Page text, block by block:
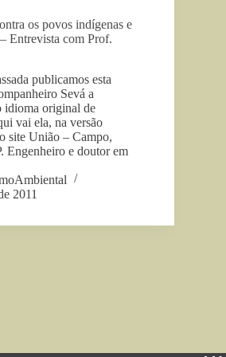
os povos indígenas e
Entrevista com Prof.
publicamos esta
Sevá a
idioma original de
vai ela, na versão
site União – Campo,
Engenheiro e doutor em
2011